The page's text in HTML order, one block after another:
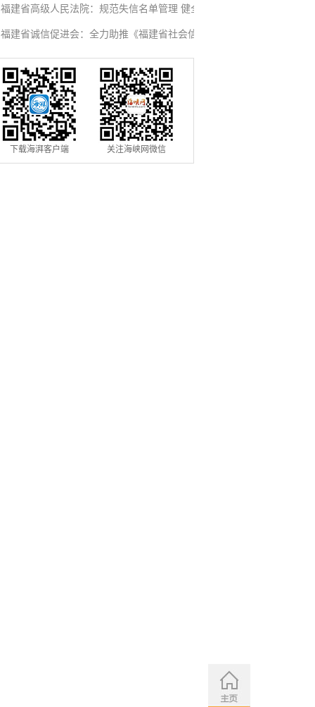
统赋能实体经济
福建省高级人民法院：规范失信名单管理 健全
信用修复机制
福建省诚信促进会：全力助推《福建省社会信
用条例》落地见效
下载海湃客户端 关注海峡网微信